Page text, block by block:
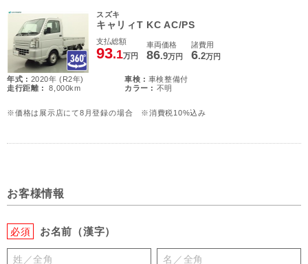
スズキ
キャリィT KC AC/PS
支払総額
93.1万円
車両価格
86.9万円
諸費用
6.2万円
年式 : 2020年 (R2年) 車検 : 車検整備付
走行距離 :
8,000km カラー : 不明
※価格は展示店にて8月登録の場合 ※消費税10%込み
お客様情報
必須 お名前（漢字）